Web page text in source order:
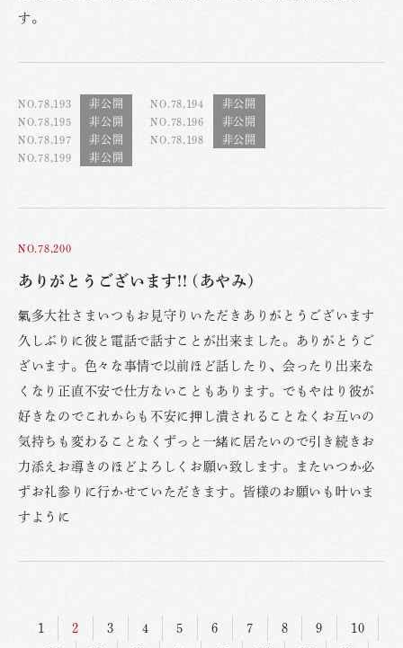
す。
NO.78,193
NO.78,194
NO.78,195
NO.78,196
NO.78,197
NO.78,198
NO.78,199
NO.78,200
ありがとうございます!! (あやみ)
氣多大社さまいつもお見守りいただきありがとうございます
久しぶりに彼と電話で話すことが出来ました。ありがとうご
ざいます。色々な事情で以前ほど話したり、会ったり出来な
くなり正直不安で仕方ないこともあります。でもやはり彼が
好きなのでこれからも不安に押し潰されることなくお互いの
気持ちも変わることなくずっと一緒に居たいので引き続きお
力添えお導きのほどよろしくお願い致します。またいつか必
ずお礼参りに行かせていただきます。皆様のお願いも叶いま
すように
1 2 3 4 5 6 7 8 9
10